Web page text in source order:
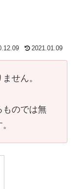
2021.01.09
せん。
ものでは無